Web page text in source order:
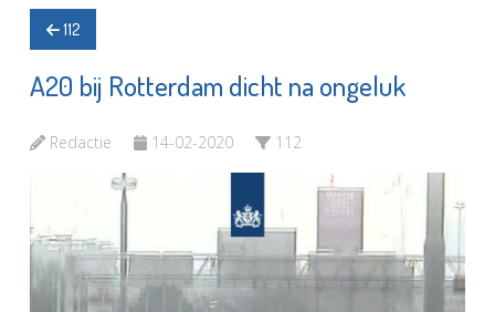
112
A20 bij Rotterdam dicht na ongeluk
Redactie 14-02-2020 112